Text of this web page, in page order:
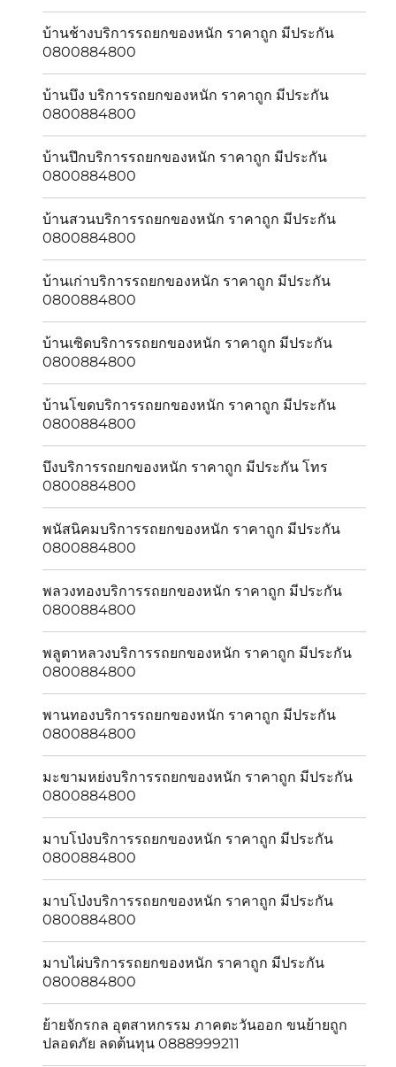
บ้านช้างบริการรถยกของหนัก ราคาถูก มีประกัน
0800884800
บ้านบึง บริการรถยกของหนัก ราคาถูก มีประกัน
0800884800
บ้านปึกบริการรถยกของหนัก ราคาถูก มีประกัน
0800884800
บ้านสวนบริการรถยกของหนัก ราคาถูก มีประกัน
0800884800
บ้านเก่าบริการรถยกของหนัก ราคาถูก มีประกัน
0800884800
บ้านเซิดบริการรถยกของหนัก ราคาถูก มีประกัน
0800884800
บ้านโขดบริการรถยกของหนัก ราคาถูก มีประกัน
0800884800
บึงบริการรถยกของหนัก ราคาถูก มีประกัน โทร
0800884800
พนัสนิคมบริการรถยกของหนัก ราคาถูก มีประกัน
0800884800
พลวงทองบริการรถยกของหนัก ราคาถูก มีประกัน
0800884800
พลูตาหลวงบริการรถยกของหนัก ราคาถูก มีประกัน
0800884800
พานทองบริการรถยกของหนัก ราคาถูก มีประกัน
0800884800
มะขามหย่งบริการรถยกของหนัก ราคาถูก มีประกัน
0800884800
มาบโป่งบริการรถยกของหนัก ราคาถูก มีประกัน
0800884800
มาบโป่งบริการรถยกของหนัก ราคาถูก มีประกัน
0800884800
มาบไผ่บริการรถยกของหนัก ราคาถูก มีประกัน
0800884800
ย้ายจักรกล อุตสาหกรรม ภาคตะวันออก ขนย้ายถูก
ปลอดภัย ลดต้นทุน 0888999211